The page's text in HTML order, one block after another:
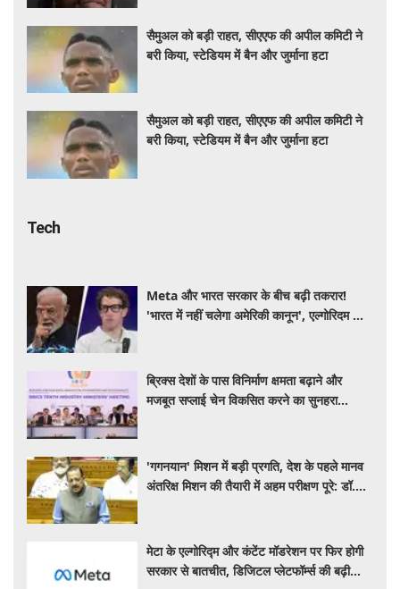
सैमुअल को बड़ी राहत, सीएएफ की अपील कमिटी ने
बरी किया, स्टेडियम में बैन और जुर्माना हटा
सैमुअल को बड़ी राहत, सीएएफ की अपील कमिटी ने
बरी किया, स्टेडियम में बैन और जुर्माना हटा
Tech
Meta और भारत सरकार के बीच बढ़ी तकरार!
'भारत में नहीं चलेगा अमेरिकी कानून', एल्गोरिदम को
ब्रिक्स देशों के पास विनिर्माण क्षमता बढ़ाने और
मजबूत सप्लाई चेन विकसित करने का सुनहरा
'गगनयान' मिशन में बड़ी प्रगति, देश के पहले मानव
अंतरिक्ष मिशन की तैयारी में अहम परीक्षण पूरे: डॉ.
मेटा के एल्गोरिद्म और कंटेंट मॉडरेशन पर फिर होगी
सरकार से बातचीत, डिजिटल प्लेटफॉर्म्स की बढ़ी